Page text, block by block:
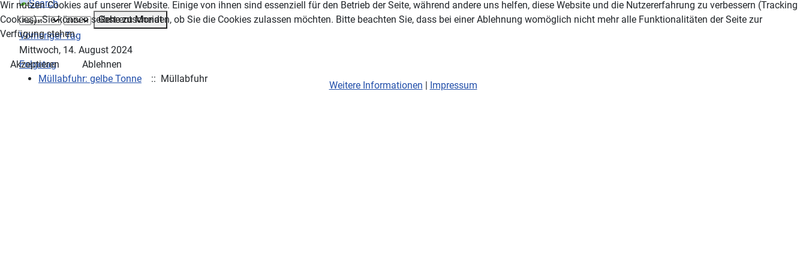
Gehe zu Monat
Vorheriger Tag
Mittwoch, 14. August 2024
Folgetag
Müllabfuhr: gelbe Tonne
:: Müllabfuhr
Wir nutzen Cookies auf unserer Website. Einige von ihnen sind essenziell für den Betrieb der Seite, während andere uns helfen, diese Website und die Nutzererfahrung zu verbessern (Tracking
Cookies). Sie können selbst entscheiden, ob Sie die Cookies zulassen möchten. Bitte beachten Sie, dass bei einer Ablehnung womöglich nicht mehr alle Funktionalitäten der Seite zur
Verfügung stehen.
Akzeptieren
Ablehnen
Weitere Informationen | Impressum